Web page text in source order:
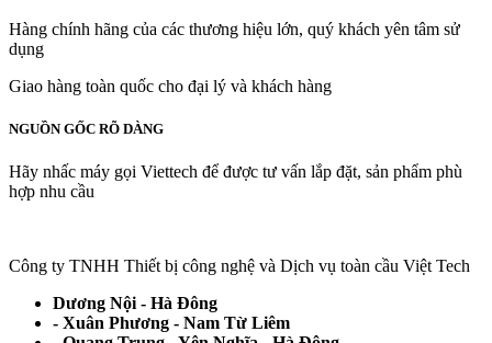
Hàng chính hãng của các thương hiệu lớn, quý khách yên tâm sử
dụng
Giao hàng toàn quốc cho đại lý và khách hàng
NGUỒN GỐC RÕ DÀNG
Hãy nhấc máy gọi Viettech để được tư vấn lắp đặt, sản phẩm phù
hợp nhu cầu
Công ty TNHH Thiết bị công nghệ và Dịch vụ toàn cầu Việt Tech
Dương Nội - Hà Đông
- Xuân Phương - Nam Từ Liêm